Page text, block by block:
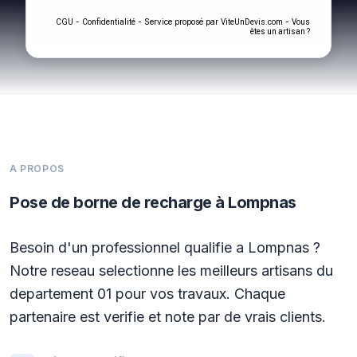
CGU - Confidentialité - Service proposé par ViteUnDevis.com - Vous
êtes un artisan ?
A PROPOS
Pose de borne de recharge à Lompnas
Besoin d'un professionnel qualifie a Lompnas ?
Notre reseau selectionne les meilleurs artisans du
departement 01 pour vos travaux. Chaque
partenaire est verifie et note par de vrais clients.